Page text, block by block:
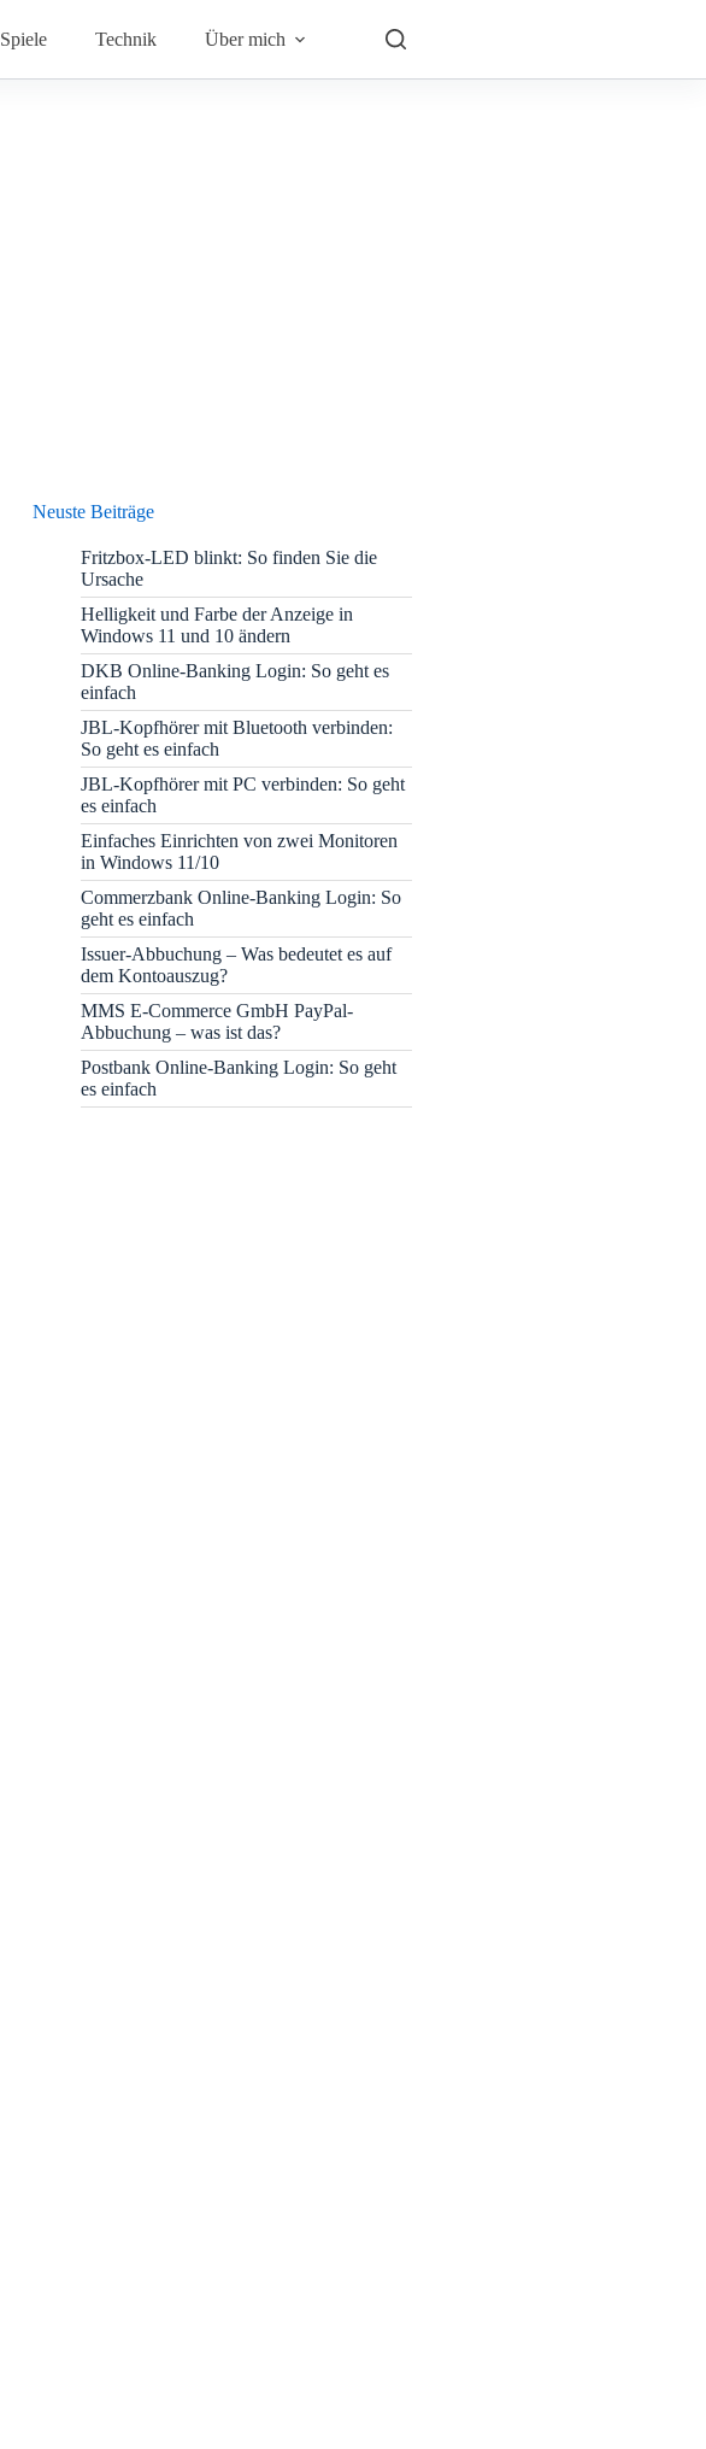
Spiele Technik Über mich
Neuste Beiträge
Fritzbox-LED blinkt: So finden Sie die
Ursache
Helligkeit und Farbe der Anzeige in
Windows 11 und 10 ändern
DKB Online-Banking Login: So geht es
einfach
JBL-Kopfhörer mit Bluetooth verbinden:
So geht es einfach
JBL-Kopfhörer mit PC verbinden: So geht
es einfach
Einfaches Einrichten von zwei Monitoren
in Windows 11/10
Commerzbank Online-Banking Login: So
geht es einfach
Issuer-Abbuchung – Was bedeutet es auf
dem Kontoauszug?
MMS E-Commerce GmbH PayPal-
Abbuchung – was ist das?
Postbank Online-Banking Login: So geht
es einfach